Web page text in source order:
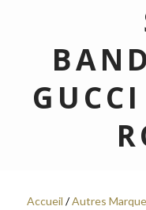
Accueil /Autres